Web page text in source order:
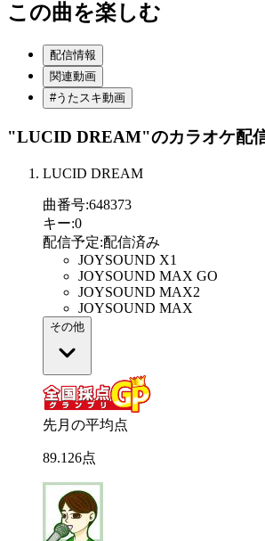
この曲を楽しむ
配信情報
関連動画
#うたスキ動画
"LUCID DREAM"のカラオケ配
LUCID DREAM
曲番号:648373
キー:0
配信予定:配信済み
JOYSOUND X1
JOYSOUND MAX GO
JOYSOUND MAX2
JOYSOUND MAX
その他
先月の平均点
89.126点